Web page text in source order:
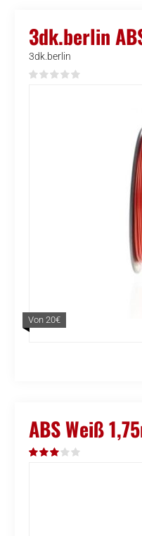
3dk.berlin
3dk.berlin
Von 20€
ABS Weiß